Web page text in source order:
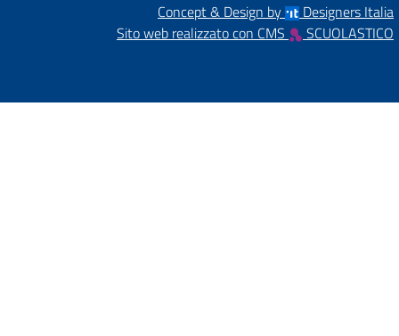
Concept & Design by
Designers Italia
Sito web realizzato con CMS
SCUOLASTICO